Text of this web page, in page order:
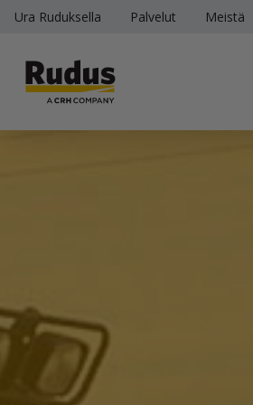
Ura Ruduksella Palvelut Meistä